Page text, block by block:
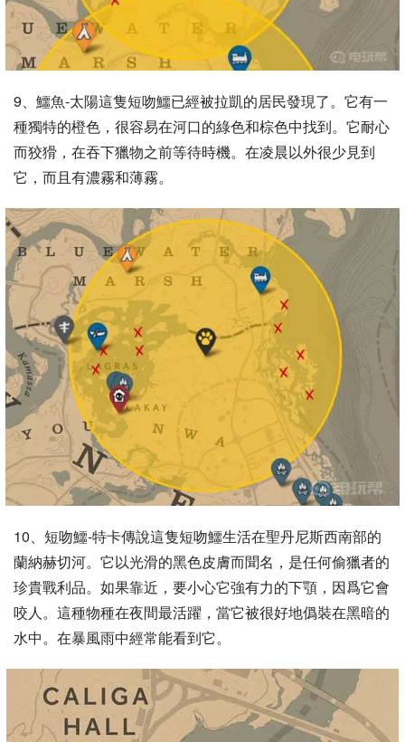
9、鱷魚-太陽這隻短吻鱷已經被拉凱的居民發現了。它有一
種獨特的橙色，很容易在河口的綠色和棕色中找到。它耐心
而狡猾，在吞下獵物之前等待時機。在凌晨以外很少見到
它，而且有濃霧和薄霧。
10、短吻鱷-特卡傳說這隻短吻鱷生活在聖丹尼斯西南部的
蘭納赫切河。它以光滑的黑色皮膚而聞名，是任何偷獵者的
珍貴戰利品。如果靠近，要小心它強有力的下顎，因爲它會
咬人。這種物種在夜間最活躍，當它被很好地僞裝在黑暗的
水中。在暴風雨中經常能看到它。